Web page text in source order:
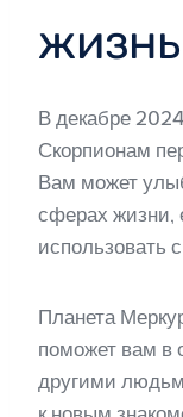
В декабре
Скорпионам
Вам может
сферах жизни,
использовать
Планета
поможет вам в
другими